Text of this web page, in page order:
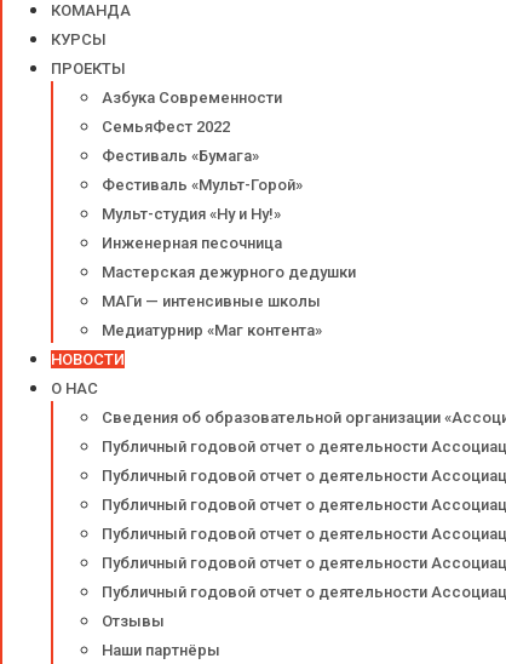
КОМАНДА
КУРСЫ
ПРОЕКТЫ
Азбука Современности
СемьяФест 2022
Фестиваль «Бумага»
Фестиваль «Мульт-Горой»
Мульт-студия «Ну и Ну!»
Инженерная песочница
Мастерская дежурного дедушки
МАГи — интенсивные школы
Медиатурнир «Маг контента»
НОВОСТИ
О НАС
Сведения об образовательной организации
Публичный годовой отчет о деятельности
Публичный годовой отчет о деятельности
Публичный годовой отчет о деятельности
Публичный годовой отчет о деятельности
Публичный годовой отчет о деятельности
Публичный годовой отчет о деятельности
Отзывы
Наши партнёры